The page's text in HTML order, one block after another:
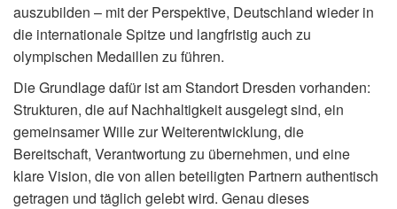
auszubilden – mit der Perspektive, Deutschland wieder in
die internationale Spitze und langfristig auch zu
olympischen Medaillen zu führen.
Die Grundlage dafür ist am Standort Dresden vorhanden:
Strukturen, die auf Nachhaltigkeit ausgelegt sind, ein
gemeinsamer Wille zur Weiterentwicklung, die
Bereitschaft, Verantwortung zu übernehmen, und eine
klare Vision, die von allen beteiligten Partnern authentisch
getragen und täglich gelebt wird. Genau dieses